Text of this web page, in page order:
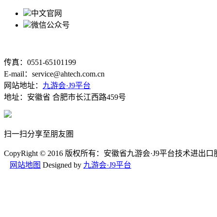
中文官网
微信公众号
传真：0551-65101199
E-mail：service@ahtech.com.cn
网站地址： 九游会·J9平台
地址：安徽省 合肥市长江西路459号
扫一扫分享至朋友圏
CopyRight © 2016 版权所有：安徽省九游会·J9平台技术进出口
网站地图 Designed by 九游会·J9平台